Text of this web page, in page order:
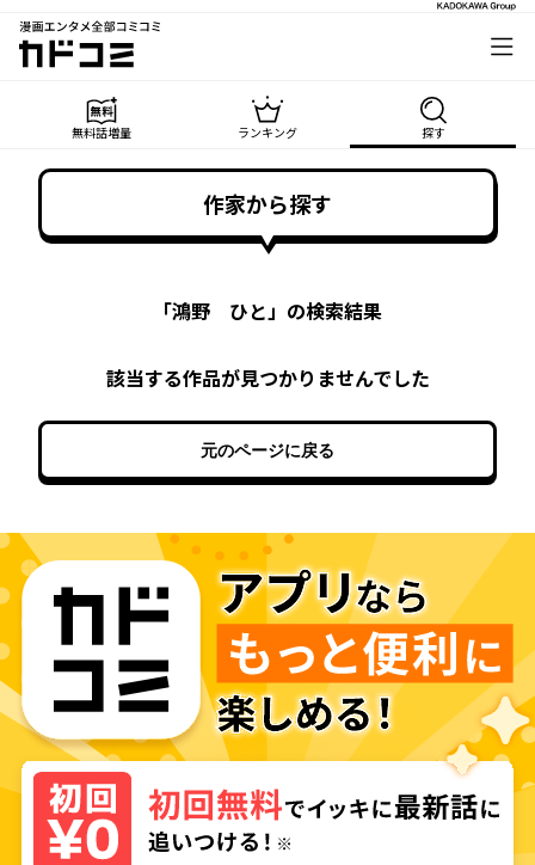
漫画エンタメ全部コミコミ
カドコミ
無料話増量 ランキング 探す
作家から探す
「鴻野 ひと」の検索結果
該当する作品が見つかりませんでした
元のページに戻る